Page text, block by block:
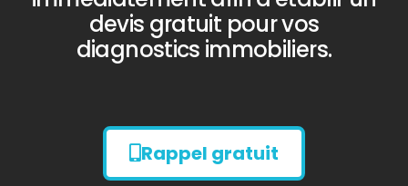
Diagnostic
devis gratuit pour vos
diagnostics immobiliers.
Rappel gratuit